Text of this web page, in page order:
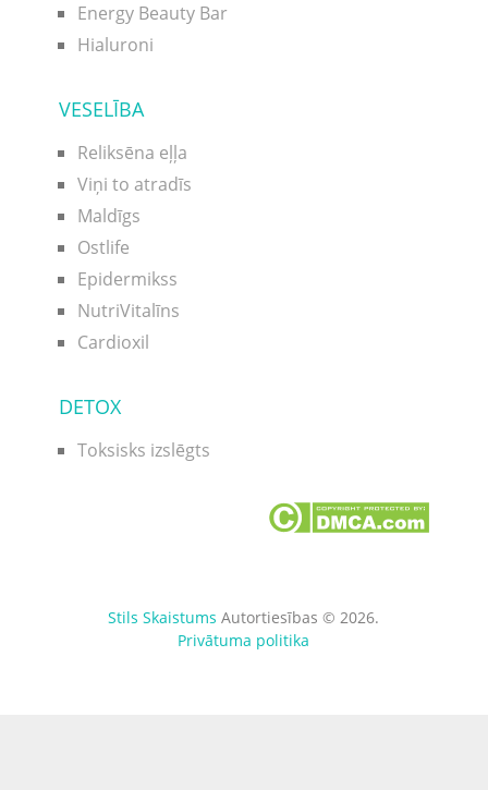
Energy Beauty Bar
Hialuroni
VESELĪBA
Reliksēna eļļa
Viņi to atradīs
Maldīgs
Ostlife
Epidermikss
NutriVitalīns
Cardioxil
DETOX
Toksisks izslēgts
Stils Skaistums Autortiesības © 2026.
Privātuma politika